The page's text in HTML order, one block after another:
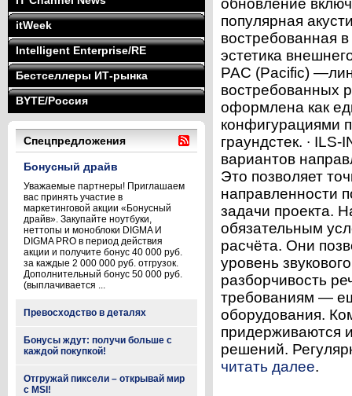
itWeek
Intelligent Enterprise/RE
Бестселлеры ИТ-рынка
BYTE/Россия
Спецпредложения
Бонусный драйв
Уважаемые партнеры! Приглашаем
вас принять участие в
маркетинговой акции «Бонусный
драйв». Закупайте ноутбуки,
неттопы и моноблоки DIGMA И
DIGMA PRO в период действия
акции и получите бонус 40 000 руб.
за каждые 2 000 000 руб. отгрузок.
Дополнительный бонус 50 000 руб.
(выплачивается ...
Превосходство в деталях
Бонусы ждут: получи больше с
каждой покупкой!
Отгружай пиксели – открывай мир
с MSI!
обновление
популярная
востребованная
эстетика
PAC (Pacific)
востребованных
оформлена как
конфигурациями
граундстек. ∙
вариантов
Это позволяет
направленности
задачи проекта.
обязательным
расчёта. Они
уровень
разборчивость
требованиям —
оборудования.
придерживаются
решений.
читать далее.